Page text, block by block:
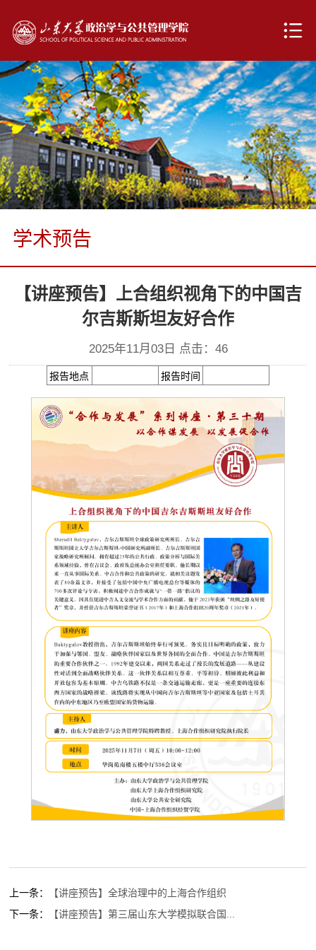
学术预告
【讲座预告】上合组织视角下的中国吉
尔吉斯斯坦友好合作
2025年11月03日 点击： 46
报告地点 报告时间
上一条：
【讲座预告】全球治理中的上海合作组织
下一条：
【讲座预告】第三届山东大学模拟联合国...